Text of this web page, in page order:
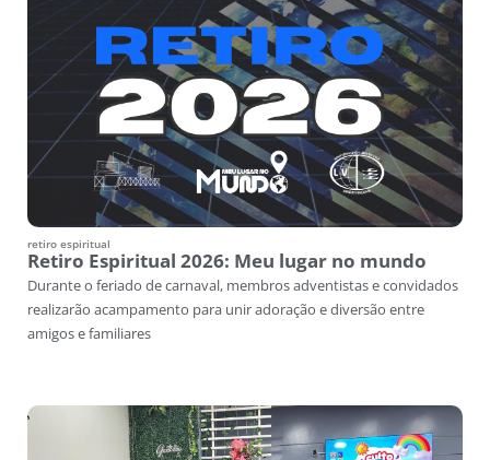
retiro espiritual
Retiro Espiritual 2026: Meu lugar no mundo
Durante o feriado de carnaval, membros adventistas e convidados
realizarão acampamento para unir adoração e diversão entre
amigos e familiares